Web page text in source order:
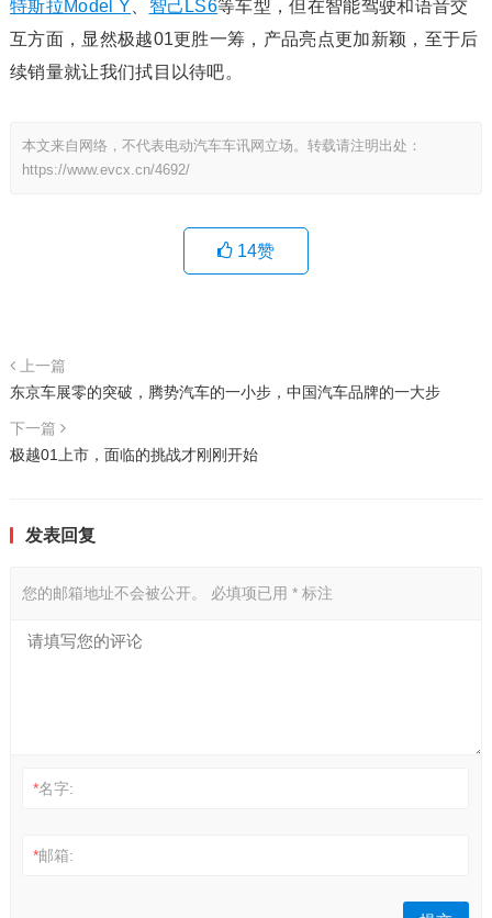
特斯拉Model Y 智己LS6等车型，但在智能驾驶和语音交
互方面，显然极越01更胜一筹，产品亮点更加新颖，至于后
续销量就让我们拭目以待吧。
本文来自网络，不代表电动汽车车讯网立场。转载请注明出处：
https://www.evcx.cn/4692/
14赞
上一篇
东京车展零的突破，腾势汽车的一小步，中国汽车品牌的一大步
下一篇
极越01上市，面临的挑战才刚刚开始
发表回复
您的邮箱地址不会被公开。 必填项已用 *标注
*名字:
*邮箱: